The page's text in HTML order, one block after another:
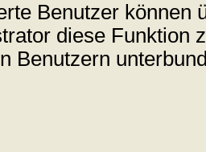
Benutzer können
diese Funktion
Benutzern